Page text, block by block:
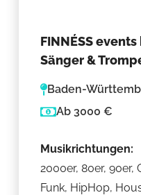
FINNÉSS
Sänger &
Baden-
Ab 3000 €
Musikrichtungen:
2000er, 80er, 90er,
Funk, HipHop,